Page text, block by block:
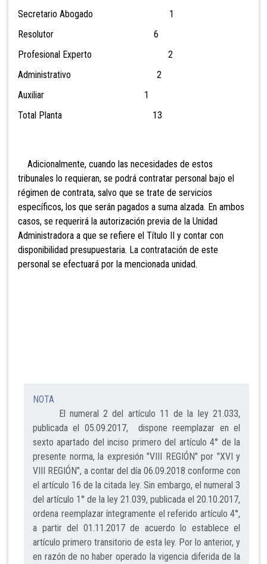
Secretario Abogado 1
Resolutor 6
Profesional Experto 2
Administrativo 2
Auxiliar 1
Total Planta 13
Adicionalmente, cuando las necesidades de estos
tribunales lo requieran, se podrá contratar personal bajo el
régimen de contrata, salvo que se trate de servicios
específicos, los que serán pagados a suma alzada. En ambos
casos, se requerirá la autorización previa de la Unidad
Administradora a que se refiere el Título II y contar con
disponibilidad presupuestaria. La contratación de este
personal se efectuará por la mencionada unidad.
NOTA
El numeral 2 del artículo 11 de la ley 21.033,
publicada el 05.09.2017, dispone reemplazar en el
sexto apartado del inciso primero del artículo 4° de la
presente norma, la expresión "VIII REGIÓN" por "XVI y
VIII REGIÓN", a contar del día 06.09.2018 conforme con
el artículo 16 de la citada ley. Sin embargo, el numeral 3
del artículo 1° de la ley 21.039, publicada el 20.10.2017,
ordena reemplazar íntegramente el referido artículo 4°,
a partir del 01.11.2017 de acuerdo lo establece el
artículo primero transitorio de esta ley. Por lo anterior, y
en razón de no haber operado la vigencia diferida de la